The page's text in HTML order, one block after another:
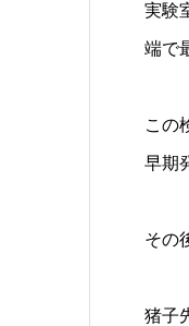
実験
端で
この
早期
その
猪子